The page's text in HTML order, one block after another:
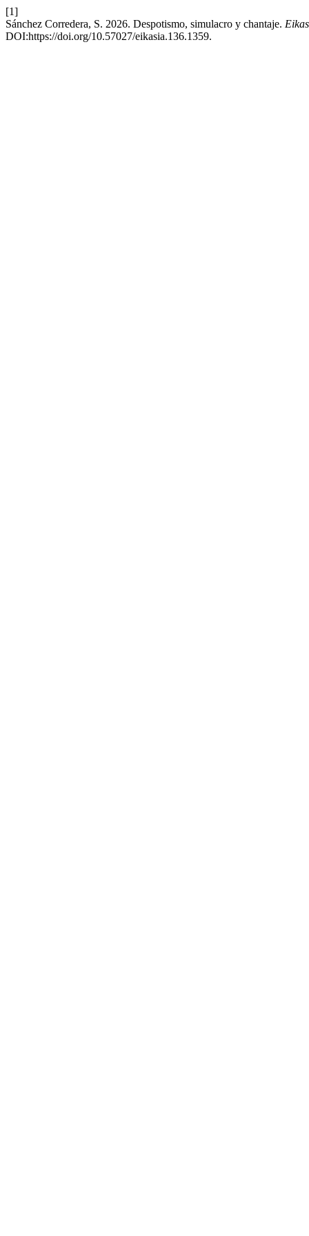
[1]
Sánchez Corredera, S. 2026. Despotismo, simulacro y chantaje.
DOI:https://doi.org/10.57027/eikasia.136.1359.